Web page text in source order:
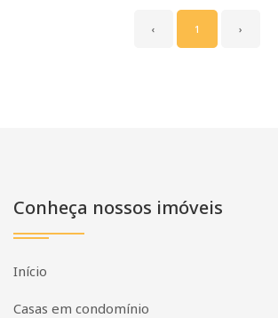
‹ 1 ›
Conheça nossos imóveis
Início
Casas em condomínio